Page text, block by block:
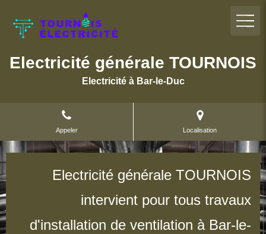
Electricité générale TOURNOIS
Electricité à Bar-le-Duc
Appeler Localisation
Electricité générale TOURNOIS
intervient pour tous travaux
d'installation de ventilation à Bar-le-